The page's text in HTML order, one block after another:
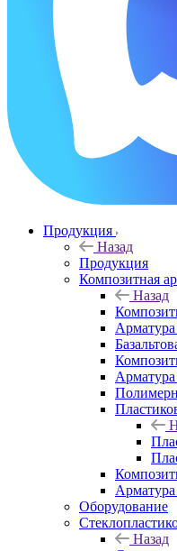
Продукция
Назад
Продукция
Композитная
Назад
Оборудование
Назад